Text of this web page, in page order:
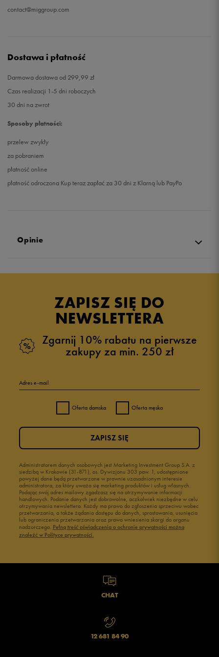
contact@miggroup.com
Dostawa i płatność
Darmowa dostawa od 299,99 zł
Czas realizacji 1-5 dni roboczych
30 dni na zwrot
Sposoby płatności:
przelew zwykły
za pobraniem
płatność online
płatność odroczona Kup teraz zapłać za 30 dni z Klarną lub PayPo
Opinie
ZAPISZ SIĘ DO
NEWSLETTERA
Zgarnij 10% rabatu na pierwsze
zakupy za min. 250 zł
Adres e-mail
Oferta damska Oferta męska
Administratorem danych osobowych jest Marketing Investment Group S.A. z
siedzibą w Krakowie (31-871), os. Dywizjonu 303 paw. 1, udostępnione
powyżej dane będą przetwarzane w prawnie uzasadnionym interesie
administratora, za który uważa się marketing produktów i usług własnych.
Podając swój adres mailowy zgadzasz się na otrzymywanie informacji
handlowych. Podanie danych jest dobrowolne, aczkolwiek niezbędne w celu
otrzymywania newslettera. Każdy ma prawo do zgłoszenia sprzeciwu wobec
przetwarzania, a także żądania dostępu do danych, sprostowania, usunięcia
lub ograniczenia przetwarzania oraz prawo wniesienia skargi do organu
nadzorczego. Pełną treść oświadczenia o ochronie prywatności można
znaleźć w Polityce prywatności.
ZAPISZ SIĘ
CHAT
12 681 84 90